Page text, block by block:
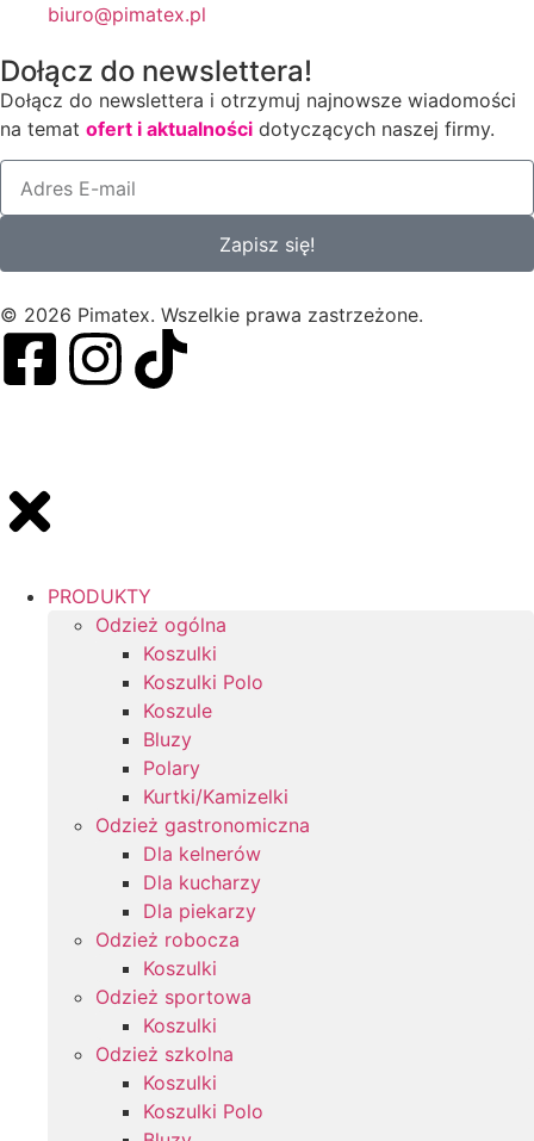
biuro@pimatex.pl
Dołącz do newslettera!
Dołącz do newslettera i otrzymuj najnowsze wiadomości
na temat ofert i aktualności dotyczących naszej firmy.
Zapisz się!
© 2026 Pimatex. Wszelkie prawa zastrzeżone.
PRODUKTY
Odzież ogólna
Koszulki
Koszulki Polo
Koszule
Bluzy
Polary
Kurtki/Kamizelki
Odzież gastronomiczna
Dla kelnerów
Dla kucharzy
Dla piekarzy
Odzież robocza
Koszulki
Odzież sportowa
Koszulki
Odzież szkolna
Koszulki
Koszulki Polo